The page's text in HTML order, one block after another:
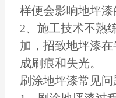
样便会影响地坪漆
2、施工技术不熟
加，招致地坪漆
成刷痕和失光。
刷涂地坪漆常见问